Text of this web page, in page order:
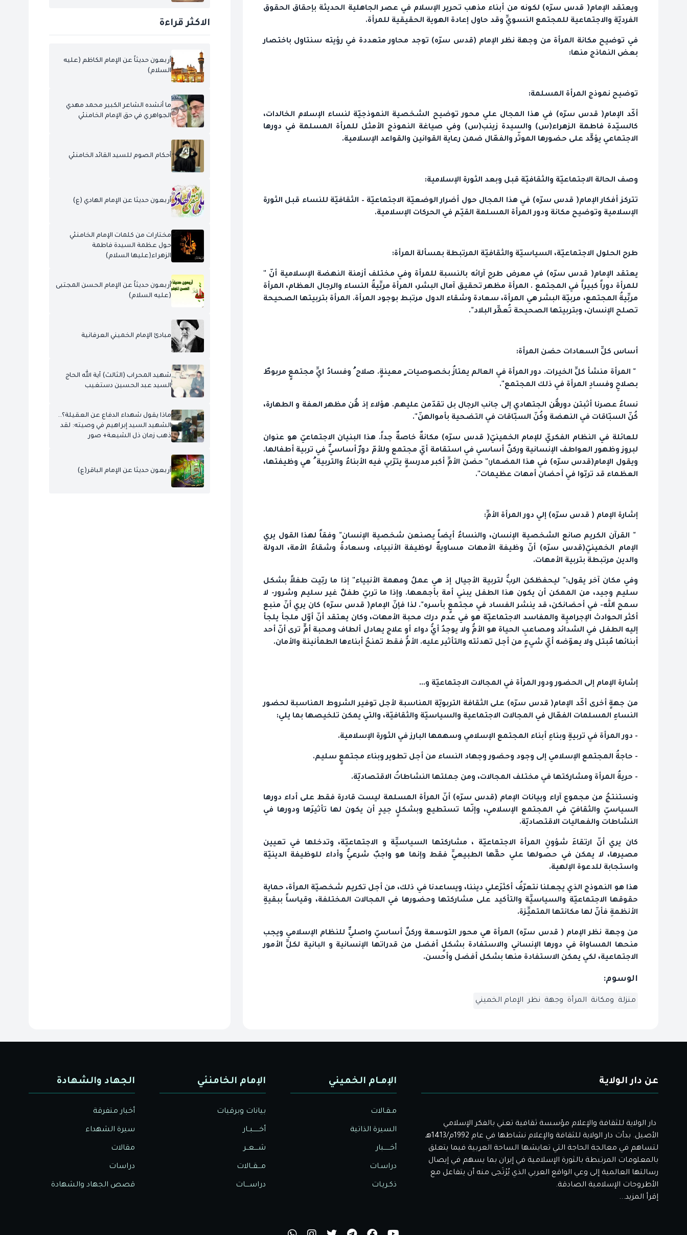
ويعتقد الإمام( قدس سرّه) لكونه من أبناء مذهب تحرير الإسلام في عصر الجاهلية الحديثة بإحقاق الحقوق
الفرديّة والاجتماعية للمجتمع النسويِّ وقد حاول إعادة الهوية الحقيقية للمرأة.
في توضيح مكانة المرأة من وجهة نظر الإمام (قدس سرّه) توجد محاور متعددة في رؤيته سنتاول باختصار
بعض النماذج منها:
توضيح نموذج المرأة المسلمة:
أكّد الإمام( قدس سرّه) في هذا المجال علي محور توضيح الشخصية النموذجيّة لنساء الإسلام الخالدات،
كالسيّدة فاطمة الزهراء(س) والسيدة زينب(س) وفي صياغة النموذج الأمثل للمرأة المسلمة في دورها
الاجتماعي يؤكِّد على حضورها الموثّر والفعّال ضمن رعاية القوانين والقواعد الإسلامية.
وصف الحالة الاجتماعيّة والثقافيّة قبل وبعد الثورة الإسلامية:
تتركز أفكار الإمام( قدس سرّه) في هذا المجال حول أضرار الوضعيّة الاجتماعيّة – الثقافيّة للنساء قبل الثورة
الإسلامية وتوضيح مكانة ودور المرأة المسلمة القيّم في الحركات الإسلامية.
طرح الحلول الاجتماعيّة، السياسيّة والثقافيّة المرتبطة بمسألة المرأة:
يعتقد الإمام( قدس سرّه) في معرض طرح آرائه بالنسبة ‌للمرأة وفي مختلف أزمنة النهضة الإسلامية أنّ "
للمرأة دوراً كبيراً ‌في المجتمع . المرأة مظهر تحقيق آمال البشر، المرأة مربِّيةُ النساء والرجال العظام، المرأة
مربِّيةُ المجتمع، مربيّة البشر هي المرأة، سعادة وشقاء الدول مرتبط بوجود المرأة. المرأة‌ بتربيتها الصحيحة
تصلح الإنسان، وبتربيتها الصحيحة تُعمِّر البلاد".
أساس كلِّ السعادات حضن المرأة:
" المرأة منشأ كلِّ الخيرات. دور المرأة في العالم يمتازُ بخصوصيات ٍ معينةٍ. صلاح ُ وفسادُ ايِّ مجتمعٍ مربوطٌ
بصلاحِ‌ وفسادِ المرأة في ذلك المجتمع".
نساءُ عصرنا أثبتن دورهُّن الجتهادي إلى جانب الرجال بل تقدّمن عليهم. هؤلاء إذ هُّن مظهر العفة و الطهارة،
كُنّ السبّاقات في النهضة وكُنّ السبّاقات في التضحية بأموالهنّ".
للعائلة في النظام الفكريّ للإمام الخمينيّ( قدس سرّه) مكانةٌ خاصةٌ جداً. هذا البنيان الاجتماعيّ هو عنوان
لبروز وظهور العواطف الإنسانية وركنٌ أساسي في استقامة أيّ مجتمع وللأمّ دورٌ أساسيٌّ في تربية أطفالها.
ويقول الإمام(قدس سرّه) في هذا المضمار:" حضن الأمِّ أكبر مدرسةٍ يترّبي فيه الأبناءُ والتربية ُ هي وظيفتها،
العظماء قد تربّوا في أحضان أمهات عظيمات".
إشارة الإمام ( قدس سرّه) إلي دور المرأة الأمِّ:
" القرآن الكريم صانع الشخصية الإنسان، والنساءُ أيضاً يصنعن شخصية الإنسان" وفقاً لهذا القول يري
الإمام الخمينيّ(قدس سرّه) أنّ وظيفة الأمهات مساويةٌ لوظيفة الأنبياء، وسعادةُ وشقاءُ الأمة، الدولة
والدين مرتبطة بتربية الأمهات.
وفي مكان آخر يقول:" ليحفظكن الربُّ لتربية الأجيال إذ هي عملُ ومهمة الأنبياء" إذا ما ربّيت طفلاً بشكل
سليم وجيد، من الممكن أن يكون هذا الطفل يبني أمة بأجمعها. وإذا ما تربيّ طفلٌ غير سليم وشرور- لا
سمح الله- في أحضانكن، قد ينشر الفساد في مجتمعٍ بأسره". لذا فإنّ الإمام( قدس سرّه) كان يري أنّ منبع
أكثر الحوادث الإجراميِة والمفاسد الاجتماعيّة هو في عدم درك محبة الأمهات، وكان يعتقد أنّ أوّل ملجأ يلجأ
إليه الطفل في الشدائد ومصاعبِ الحياة هو الأمُّ ولا يوجدُ أيُّ دواء أو علاج يعادل ألطاف ومحبة أمٍّ ترى أنّ أحد
أبنائها مُبتل ولا يعوّضه أيّ شيءٍ من أجل تهدئته والتأثير عليه. الأمُّ فقط تمنحُ أبناءها الطمأنينة والأمان.
إشارة الإمام إلى الحضور ودور المرأة في المجالات الاجتماعيّة و...
من جهةٍ أخرى أكّد الإمام( قدس سرّه) على الثقافة التربويّة المناسبة لأجل توفير الشروط المناسبة لحضور
النساءِ المسلمات الفعّال في المجالات الاجتماعية والسياسيّة والثقافيّة‌، والتي يمكن تلخيصها بما يلي:
- دور المرأة في تربيةِ وبناءِ أبناء المجتمع الإسلامي وسهمها البارز في الثورة الإسلامية.
- حاجةُ المجتمع الإسلامي إلى وجود وحضور وجهاد النساء من أجل تطوير وبناء مجتمعٍ سليم.
- حريةُ المرأة ومشاركتها في مختلف المجالات، ومن جملتها النشاطاتُ الاقتصاديّة.
ونستنتجُ من مجموع آراء وبيانات الإمام (قدس سرّه) أنّ المرأة المسلمة ليست قادرة فقط على أداء دورها
السياسيّ والثقافيّ في المجتمع الإسلامي، وإنّما تستطيع وبشكلٍ جيدٍ أن يكون لها تأثيرَها ودورها في
النشاطات والفعاليات الاقتصاديّة.
كان يري أنّ ارتقاءَ شؤونِ المرأة الاجتماعيّة ، مشاركتها السياسيِّة و الاجتماعيّة، وتدخلها في تعيين
مصيرها، لا يمكن في حصولها علي حقِّها الطبيعيِّ فقط وإنما هو واجبٌ شرعيُّ وأداء للوظيفة الدينيّة
واستجابة للدعوة الإلهية.
هذا هو النموذج الذي يجعلنا نتعرّفُ أكثرَ‌علي ديننا، ويساعدنا في ذلك، من أجل تكريم شخصيّة المرأة‌، حماية
حقوقها الاجتماعيّة والسياسيِّة والتأكيد على مشاركتها وحضورها في المجالات المختلفة، وقياساً ببقيةِ
الأنظمةِ فأنّ لها مكانتها المتميِّزة.
من وجهة نظر الإمام ( قدس سرّه) المرأة هي محور التوسعة وركنٌ أساسيّ واصليٌّ للنظام الإسلامي ويجب
منحها المساواة في دورها الإنساني والاستفادة بشكلٍ أفضل من قدراتها الإنسانية و البانية لكلِّ الأمور
الاجتماعية،‌ لكي يمكن الاستفادة منها بشكل أفضل وأحسن.
الوسوم:
منزلة ومكانة المرأة وجهة نظر الإمام الخميني
الاكثر قراءة
أربعون حديثاً عن الإمام الكاظم (عليه
السلام)
ما أنشده الشاعر الكبير محمد مهدي
الجواهري في حق الإمام الخامنئي
أحكام الصوم للسيد القائد الخامنئي
أربعون حديثا عن الإمام الهادي (ع)
مختارات من كلمات الإمام الخامنئي
حول عظمة السيدة فاطمة
الزهراء(عليها السلام)
أربعون حديثاً عن الإمام الحسن المجتبى
(عليه السلام)
مبادئ الإمام الخميني العرفانية
شهيد المحراب (الثالث) آية الله الحاج
السيد عبد الحسين دستغيب
ماذا يقول شهداء الدفاع عن العقيلة؟..
الشهيد السيد إبراهيم في وصيته: لقد
ذهب زمان ذل الشيعة+ صور
أربعون حديثا عن الإمام الباقر(ع)
عن دار الولاية
دار الولاية للثقافة والإعلام مؤسسة ثقافية تعني بالفكر الإسلامي
الأصيل. بدأت دار الولاية للثقافة والإعلام نشاطها في عام 1992م/1413هـ
لتساهم في معالجة الحاجة التي تعايشها الساحة العربية فيما يتعلق
بالمعلومات المرتبطة بالثورة الإسلامية في إيران بما يسهم في إيصال
رسالتها العالمية إلى وعي الواقع العربي الذي يُرْتَجى منه أن يتفاعل مع
الأطروحات الإسلامية الصادقة.
إقرأ المزيد...
الإمـام الخميني
مـقـالات
السيرة الذاتية
أخــــــبار
دراسـات
ذكـريـات
الإمام الخامنئي
بيانات وبرقيات
أخــــــبــار
شــــعــر
مـــقــالات
دراســــات
الجهاد والشهادة
أخبار متفرقة
سيرة الشهداء
مقالات
دراسات
قصص الجهاد والشهادة